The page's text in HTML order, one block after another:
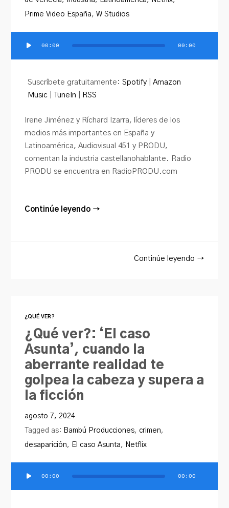
Prime Video España,W Studios
Reproductor
00:00 00:00
Suscríbete gratuitamente:Spotify |Amazon
Music
TuneIn RSS
Irene Jiménez y Ríchard Izarra, líderes de los
medios más importantes en España y
Latinoamérica, Audiovisual 451 y PRODU,
comentan la industria castellanohablante. Radio
PRODU se encuentra en RadioPRODU.com
Continúe leyendo →
Continúe leyendo →
¿QUÉ VER?
¿Qué ver?: ‘El caso
Asunta’, cuando la
aberrante realidad te
golpea la cabeza y supera a
la ficción
agosto 7, 2024
Tagged as: Bambú Producciones, crimen,
desaparición, El caso Asunta, Netflix
Reproductor
00:00 00:00